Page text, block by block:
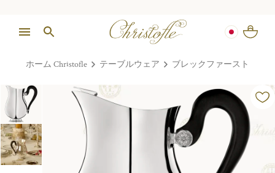
ホーム Christofle テーブルウェア ブレックファースト